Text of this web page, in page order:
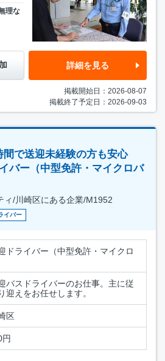
理な
詳細を見る
掲載開始日：2026-08-07
掲載終了予定日：2026-09-03
で送迎未経験の方も安心
バー（中型免許・マイクロバ
ィ/川崎区にある企業/M1952
イバー
ドライバー（中型免許・マイクロ
バスドライバーのお仕事。主に従
迎えをお任せします。
区